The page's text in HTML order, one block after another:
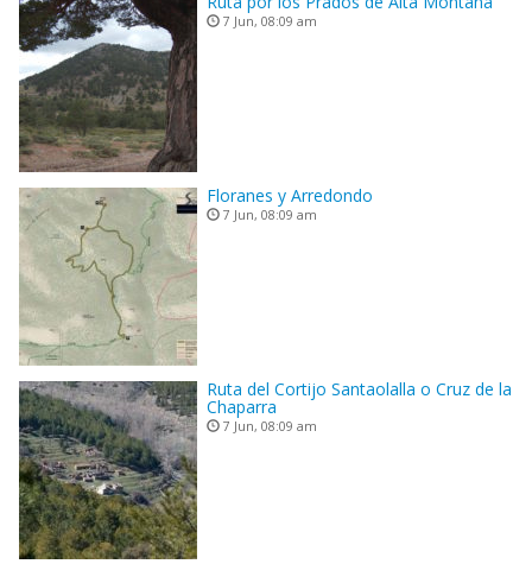
7 Jun, 08:09 am
Floranes y Arredondo
7 Jun, 08:09 am
Ruta del Cortijo Santaolalla o Cruz de la
Chaparra
7 Jun, 08:09 am